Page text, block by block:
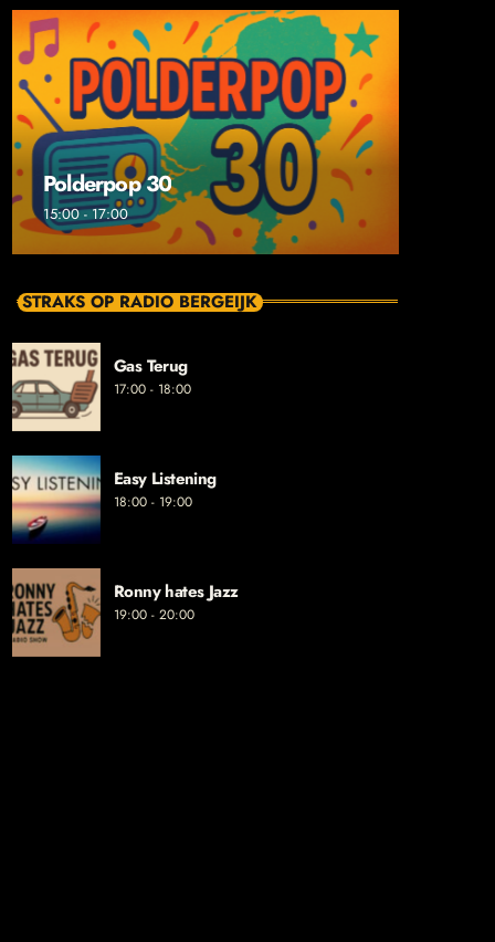
Polderpop 30
15:00 - 17:00
STRAKS OP RADIO BERGEIJK
Gas Terug
17:00 - 18:00
Easy Listening
18:00 - 19:00
Ronny hates Jazz
19:00 - 20:00